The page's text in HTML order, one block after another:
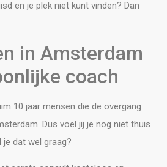
en je plek niet kunt vinden? Dan
in Amsterdam
coach
10 jaar mensen die de overgang
Dus voel jij je nog niet thuis
dat wel graag?